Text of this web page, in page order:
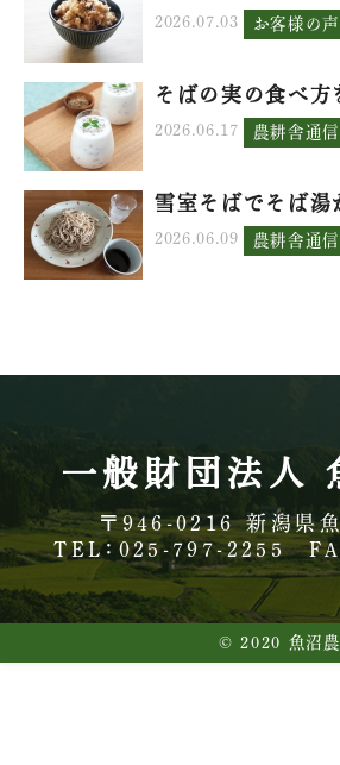
2026.07.03 お客様の声
そばの実の食べ
2026.06.17 農耕舎通信
雪室そばでそば
2026.06.09 農耕舎通信
一般財団法人
〒946-0216 新潟県
TEL：025-797-2255
© 2020 魚沼農